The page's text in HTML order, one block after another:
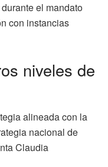
el mandato
con instancias
niveles de
alineada con la
nacional de
Claudia